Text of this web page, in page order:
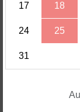
17 18
24 25
31